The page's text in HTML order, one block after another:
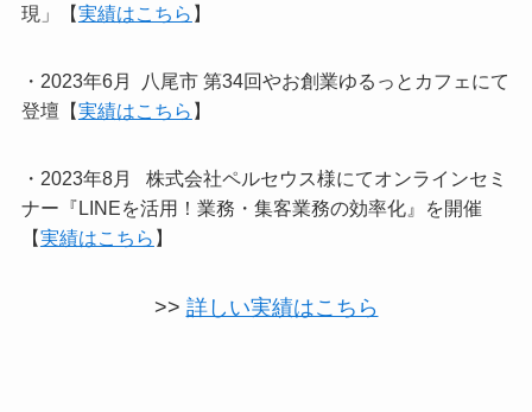
現」【実績はこちら 】
・2023年6月 八尾市 第34回やお創業ゆるっとカフェにて
登壇【実績はこちら 】
・2023年8月 株式会社ペルセウス様にてオンラインセミ
ナー『LINEを活用！業務・集客業務の効率化』を開催
【実績はこちら 】
>> 詳しい実績はこちら